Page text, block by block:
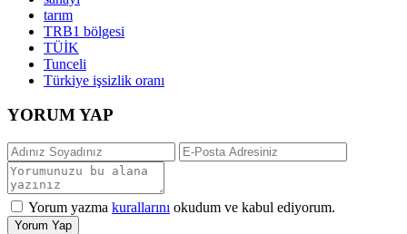
tarım
TRB1 bölgesi
TÜİK
Tunceli
Türkiye işsizlik oranı
YORUM YAP
Yorum yazma kurallarını okudum ve kabul ediyorum.
Yorum Yap